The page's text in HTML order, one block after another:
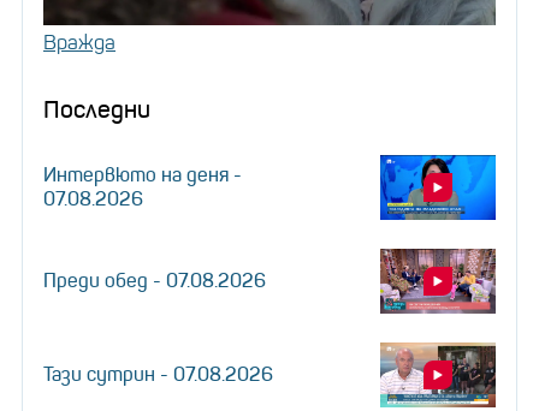
Вражда
Последни
Интервюто на деня -
07.08.2026
Преди обед - 07.08.2026
Тази сутрин - 07.08.2026